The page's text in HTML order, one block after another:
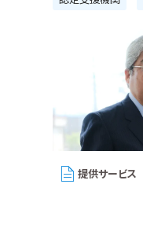
提供サービス